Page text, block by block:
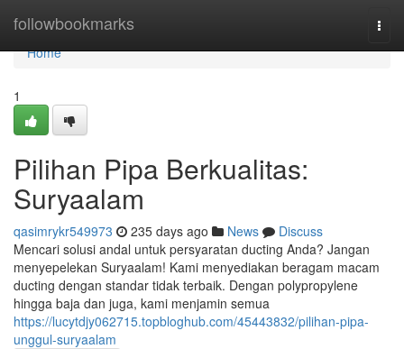
followbookmarks
Home
Home
1
Pilihan Pipa Berkualitas:
Suryaalam
qasimrykr549973 235 days ago News
Discuss
Mencari solusi andal untuk persyaratan ducting Anda? Jangan
menyepelekan Suryaalam! Kami menyediakan beragam macam
ducting dengan standar tidak terbaik. Dengan polypropylene
hingga baja dan juga, kami menjamin semua
https://lucytdjy062715.topbloghub.com/45443832/pilihan-pipa-
unggul-suryaalam